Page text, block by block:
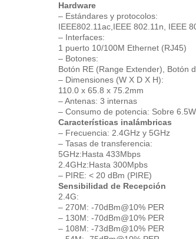
Hardware
– Estándares y protocolos:
IEEE802.11ac,IEEE 802.11n, IEEE
– Interfaces:
1 puerto 10/100M Ethernet (RJ45)
– Botones:
Botón RE (Range Extender), Botón
– Dimensiones (W X D X H):
110.0 x 65.8 x 75.2mm
– Antenas: 3 internas
– Consumo de potencia: Sobre 6.5W
Características inalámbricas
– Frecuencia: 2.4GHz y 5GHz
– Tasas de transferencia:
5GHz:Hasta 433Mbps
2.4GHz:Hasta 300Mpbs
– PIRE: < 20 dBm (PIRE)
Sensibilidad de Recepción
2.4G:
– 270M: -70dBm@10% PER
– 130M: -70dBm@10% PER
– 108M: -73dBm@10% PER